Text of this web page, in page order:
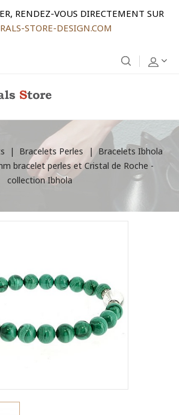
RENDEZ-VOUS DIRECTEMENT SUR
STORE-DESIGN.COM
Bracelets Perles
Bracelets Ibhola
bracelet perles et Cristal de Roche -
collection Ibhola